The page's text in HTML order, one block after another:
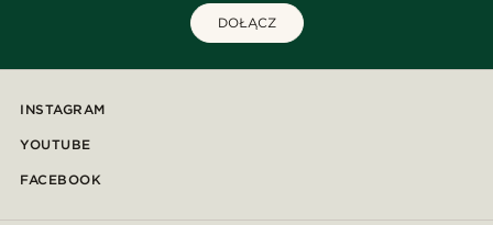
DOŁĄCZ
INSTAGRAM
YOUTUBE
FACEBOOK